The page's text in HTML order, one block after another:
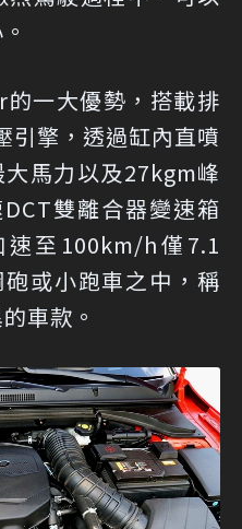
一大優勢，搭載排
引擎，透過缸內直噴
馬力以及27kgm峰
雙離合器變速箱
至100km/h僅7.1
或小跑車之中，稱
車款。